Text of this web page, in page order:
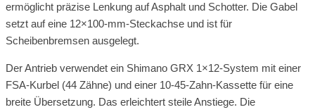
ermöglicht präzise Lenkung auf Asphalt und Schotter. Die Gabel
setzt auf eine 12×100-mm-Steckachse und ist für
Scheibenbremsen ausgelegt.
Der Antrieb verwendet ein Shimano GRX 1×12-System mit einer
FSA-Kurbel (44 Zähne) und einer 10-45-Zahn-Kassette für eine
breite Übersetzung. Das erleichtert steile Anstiege. Die